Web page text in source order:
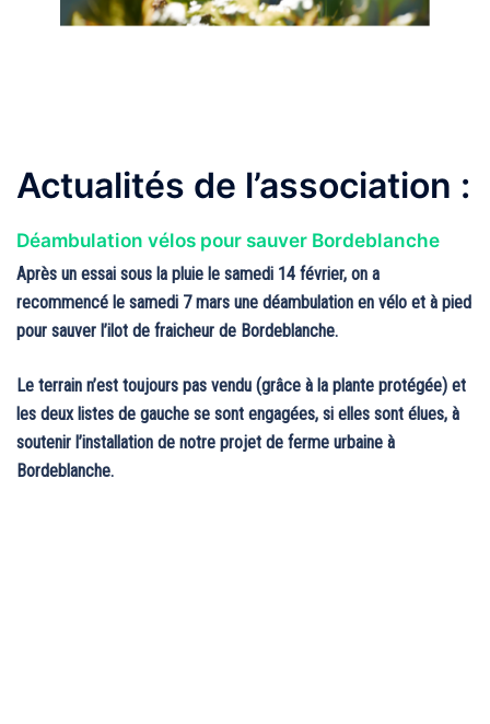
Actualités de l’association :
Déambulation vélos pour sauver Bordeblanche
Après un essai sous la pluie le samedi 14 février, on a
recommencé le samedi 7 mars une déambulation en vélo et à pied
pour sauver l’ilot de fraicheur de Bordeblanche.
Le terrain n’est toujours pas vendu (grâce à la plante protégée) et
les deux listes de gauche se sont engagées, si elles sont élues, à
soutenir l’installation de notre projet de ferme urbaine à
Bordeblanche.